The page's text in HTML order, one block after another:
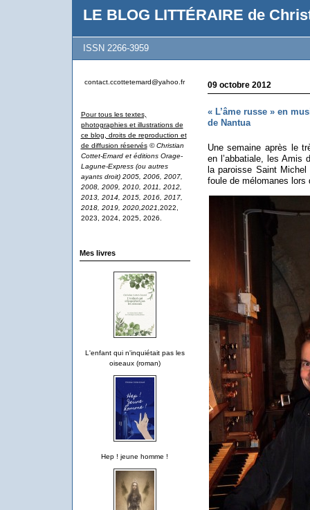
LE BLOG LITTÉRAIRE de
ISSN 2266-3959
contact.ccottetemard@yahoo.fr
Pour tous les textes,
photographies et illustrations de
ce blog, droits de reproduction et
de diffusion réservés © Christian
Cottet-Emard et éditions Orage-
Lagune-Express (ou autres
ayants droit) 2005, 2006, 2007,
2008, 2009, 2010, 2011, 2012,
2013, 2014, 2015, 2016, 2017,
2018, 2019, 2020,2021 ,2022,
2023, 2024, 2025, 2026.
Mes livres
L'enfant qui n'inquiétait pas les
oiseaux (roman)
Hep ! jeune homme !
09 octobre 2012
« L’âme russe » en
de Nantua
Une semaine après le
en l’abbatiale, les Amis
la paroisse Saint
foule de mélomanes lors